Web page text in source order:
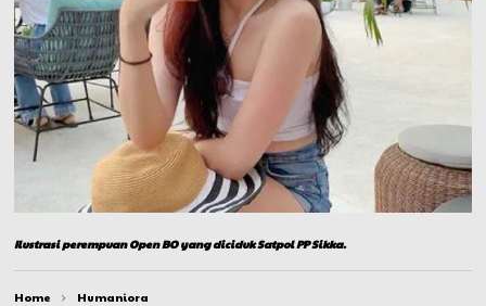
Ilustrasi perempuan Open BO yang diciduk Satpol PP Sikka.
Home Humaniora